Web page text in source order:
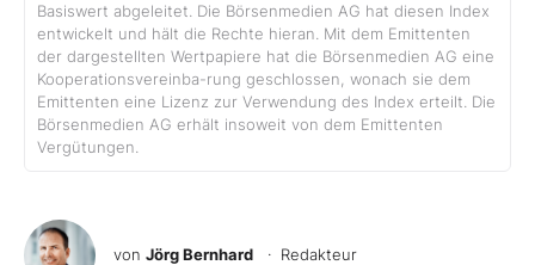
Basiswert abgeleitet. Die Börsenmedien AG hat diesen Index
entwickelt und hält die Rechte hieran. Mit dem Emittenten
der dargestellten Wertpapiere hat die Börsenmedien AG eine
Kooperationsvereinba-rung geschlossen, wonach sie dem
Emittenten eine Lizenz zur Verwendung des Index erteilt. Die
Börsenmedien AG erhält insoweit von dem Emittenten
Vergütungen.
von Jörg Bernhard · Redakteur